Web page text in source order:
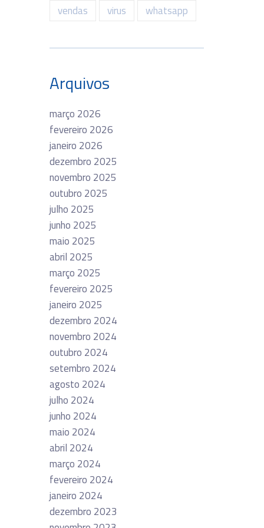
vendas virus whatsapp
Arquivos
março 2026
fevereiro 2026
janeiro 2026
dezembro 2025
novembro 2025
outubro 2025
julho 2025
junho 2025
maio 2025
abril 2025
março 2025
fevereiro 2025
janeiro 2025
dezembro 2024
novembro 2024
outubro 2024
setembro 2024
agosto 2024
julho 2024
junho 2024
maio 2024
abril 2024
março 2024
fevereiro 2024
janeiro 2024
dezembro 2023